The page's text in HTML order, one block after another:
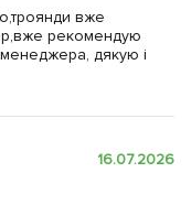
вже
рекомендую
менеджера, дякую і
16.07.2026